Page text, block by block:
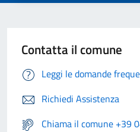
Contatta il comune
Leggi le domande
Richiedi Assistenza
Chiama il comune +39